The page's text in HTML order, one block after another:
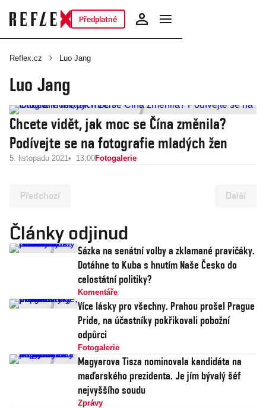
Předplatné
Reflex.cz Luo Jang
Luo Jang
Chcete vidět, jak moc se Čína změnila?
Podívejte se na fotografie mladých žen
5. listopadu 2021 13:00Fotogalerie
Předchozí Další
Články odjinud
Sázka na senátní volby a zklamané pravičáky.
Dotáhne to Kuba s hnutím Naše Česko do
celostátní politiky?
Komentáře
Více lásky pro všechny. Prahou prošel Prague
Pride, na účastníky pokřikovali pobožní
odpůrci
Fotogalerie
Magyarova Tisza nominovala kandidáta na
maďarského prezidenta. Je jím bývalý šéf
nejvyššího soudu
Zprávy